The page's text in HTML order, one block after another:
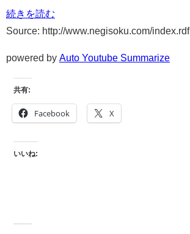
続きを読む
Source: http://www.negisoku.com/index.rdf
powered by Auto Youtube Summarize
共有:
Facebook X
いいね: